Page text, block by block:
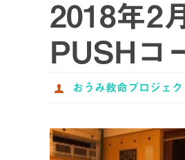
2018年2
PUSHコ
おうみ救命プロジェク